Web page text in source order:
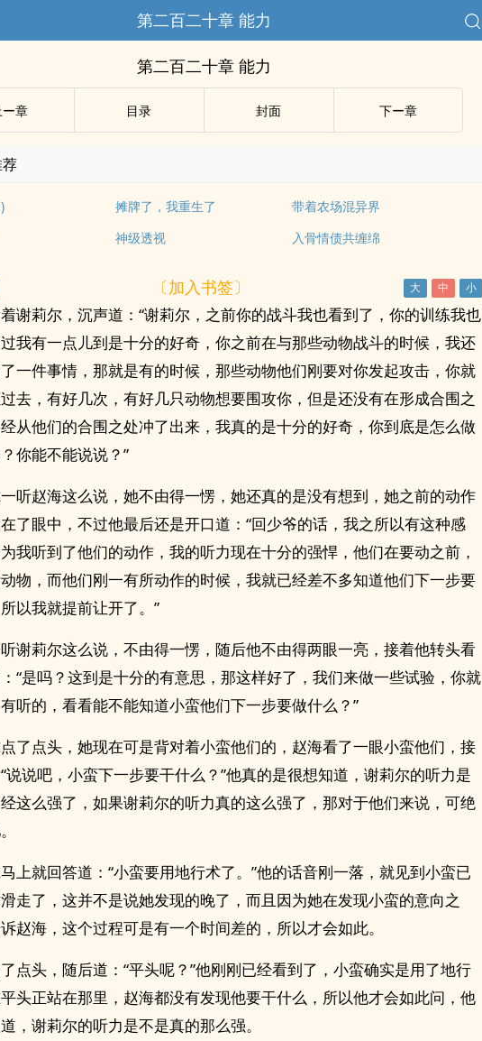
第二百二十章 能力
第二百二十章 能力
章 目录 封面 下ー章
摊牌了，我重生了
带着农场混异界
神级透视 入骨情债共缠绵
〔加入书签〕
谢莉尔，沉声道：“谢莉尔，之前你的战斗我也看到了，你的训练我也
我有一点儿到是十分的好奇，你之前在与那些动物战斗的时候，我还
一件事情，那就是有的时候，那些动物他们刚要对你发起攻击，你就
去，有好几次，有好几只动物想要围攻你，但是还没有在形成合围之
从他们的合围之处冲了出来，我真的是十分的好奇，你到底是怎么做
你能不能说说？”
听赵海这么说，她不由得一愣，她还真的是没有想到，她之前的动作
了眼中，不过他最后还是开口道：“回少爷的话，我之所以有这种感
我听到了他们的动作，我的听力现在十分的强悍，他们在要动之前，
物，而他们刚一有所动作的时候，我就已经差不多知道他们下一步要
以我就提前让开了。”
谢莉尔这么说，不由得一愣，随后他不由得两眼一亮，接着他转头看
“是吗？这到是十分的有意思，那这样好了，我们来做一些试验，你就
听的，看看能不能知道小蛮他们下一步要做什么？”
了点头，她现在可是背对着小蛮他们的，赵海看了一眼小蛮他们，接
说说吧，小蛮下一步要干什么？”他真的是很想知道，谢莉尔的听力是
这么强了，如果谢莉尔的听力真的这么强了，那对于他们来说，可绝
上就回答道：“小蛮要用地行术了。”他的话音刚一落，就见到小蛮已
走了，这并不是说她发现的晚了，而且因为她在发现小蛮的意向之
赵海，这个过程可是有一个时间差的，所以才会如此。
点头，随后道：“平头呢？”他刚刚已经看到了，小蛮确实是用了地行
头正站在那里，赵海都没有发现他要干什么，所以他才会如此问，他
，谢莉尔的听力是不是真的那么强。